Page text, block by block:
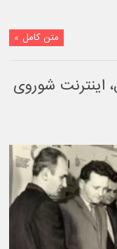
متن کامل »
اینترنت شوروی